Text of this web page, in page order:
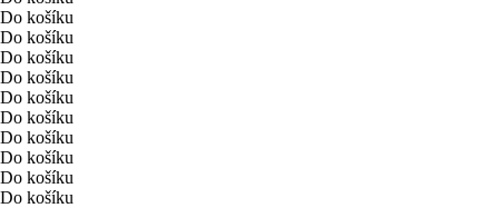
Do košíku
Do košíku
Do košíku
Do košíku
Do košíku
Do košíku
Do košíku
Do košíku
Do košíku
Do košíku